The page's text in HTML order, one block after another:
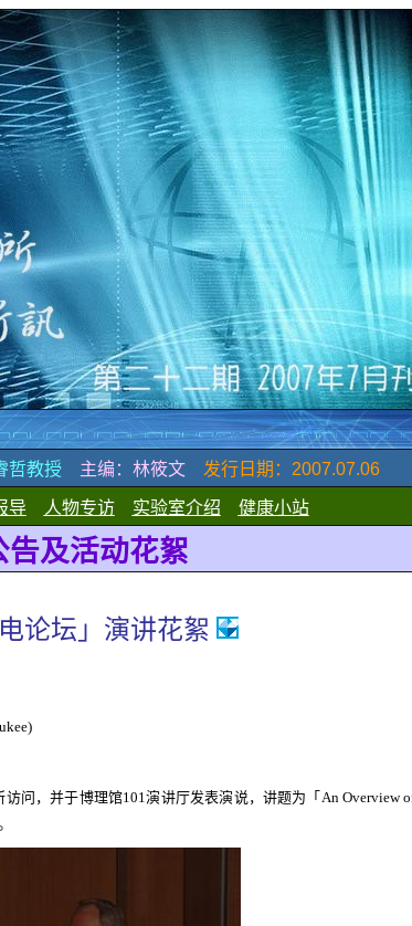
哲教授 主编：林筱文 发行日期： 2007.07.06
导 人物专访 实验室介绍 健康小站
及活动花絮
论坛」演讲花絮
访问，并于博理馆101演讲厅发表演说，讲题为「 An Overview